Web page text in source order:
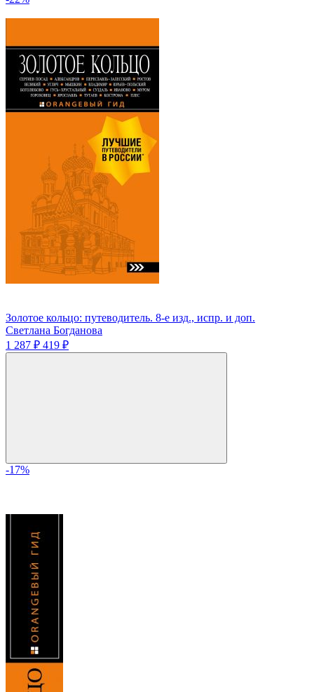
Золотое кольцо: путеводитель. 8-е изд., испр. и доп.
Светлана Богданова
1 287 ₽ 419 ₽
-17%